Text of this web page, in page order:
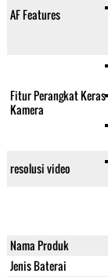
AF Features
Fitur Perangkat Keras
Kamera
resolusi video
Nama Produk
Jenis Baterai